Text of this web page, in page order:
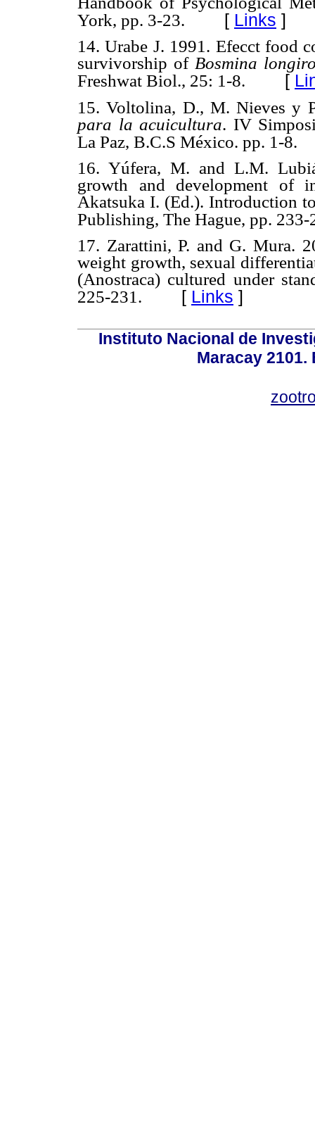
York, pp. 3-23. [ Links ]
14. Urabe J. 1991. Efecct food
survivorship of Bosmina
Freshwat Biol., 25: 1-8. [
15. Voltolina, D., M. Nieves y
para la acuicultura. IV
La Paz, B.C.S México. pp. 1-8.
16. Yúfera, M. and L.M.
growth and development of
Akatsuka I. (Ed.). Introduction
Publishing, The Hague, pp. 233-
17. Zarattini, P. and G. Mura.
weight growth, sexual
(Anostraca) cultured under
225-231. [ Links ]
Instituto Nacional de
Maracay 2101.